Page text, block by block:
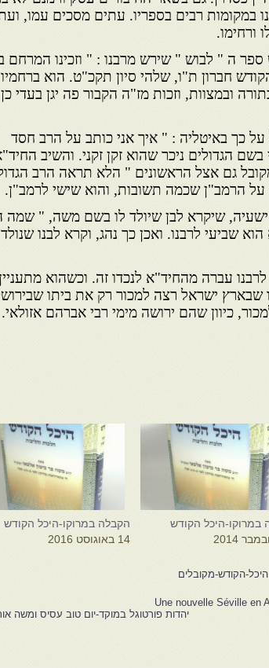
במקומות רבים בספריו. עתים מסכים עמו,
ורחימו.
ה " לבוש " שירש מרבנו : " וזכינו המרחם
חברון ת"ו, שלהי סיון תקכ"ט. הוא ברחמיו
ובמצוות, וזכות מז"ה הקבור פה יגן בעדי
על כך באיטליה : " איך אני כותב על הרב חסד
הגדולים ניכר שהוא זקן זקני. והשיב
גם אצל הראשונים " הלא תראה הרב
על הרמב"ן שכמה תשובות, והוא שישי לרמב"ן.
שיקרא לבן שיולד לו בשם משה, " שמה
שביעי לרבנו. ואכן כך נהג, וקרא לבנו שנולד
עברה מהחיד"א לנכדו זה. וכשהוא
שבארץ ישראל רצה למכור רק את ביתו
כיוון שהם ירושה מימי רבי אברהם אזולאי.
במרוקו-היכל הקודש
הקבלה במרוקו-היכל הקודש
14 באוגוסט 2016
היכל-הקודש-מקובלים
יהדות פורטוגל במוקד-יום טוב עסיס ומשה